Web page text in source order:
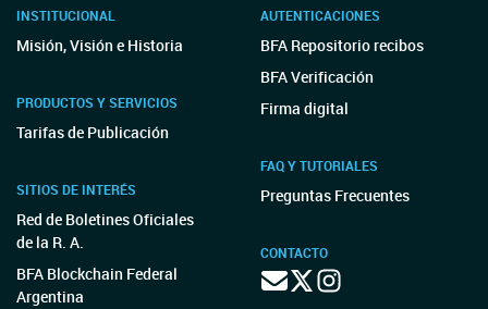
INSTITUCIONAL
Misión, Visión e Historia
PRODUCTOS Y SERVICIOS
Tarifas de Publicación
SITIOS DE INTERÉS
Red de Boletines Oficiales
de la R. A.
BFA Blockchain Federal
Argentina
AUTENTICACIONES
BFA Repositorio recibos
BFA Verificación
Firma digital
FAQ Y TUTORIALES
Preguntas Frecuentes
CONTACTO